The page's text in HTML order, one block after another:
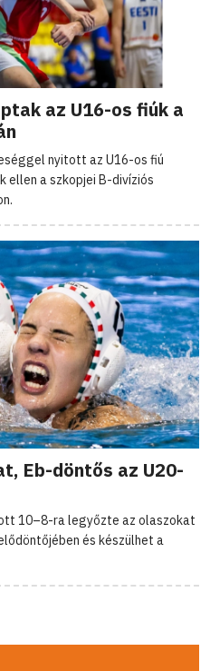
az U16-os fiúk a
nyitott az U16-os fiú
a szkopjei B-divíziós
Eb-döntős az U20-
10–8-ra legyőzte az olaszokat
és készülhet a